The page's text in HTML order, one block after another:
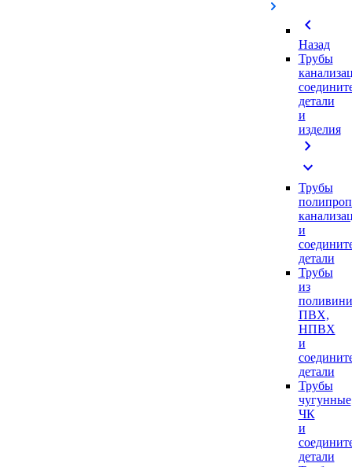
chevron_left
Назад
Трубы
детали
и
изделия
chevron_right
expand_more
Трубы
и
детали
Трубы
из
ПВХ,
НПВХ
и
детали
Трубы
чугунные
ЧК
и
детали